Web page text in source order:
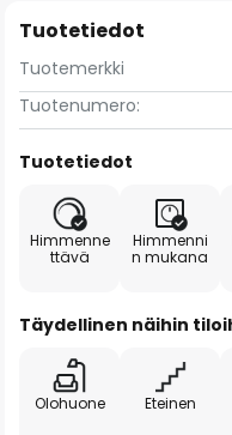
Tuotetiedot
Tuotemerkki
Tuotenumero:
Tuotetiedot
Himmenne
ttävä
Himmenni
n mukana
Täydellinen näihin
Olohuone Eteinen